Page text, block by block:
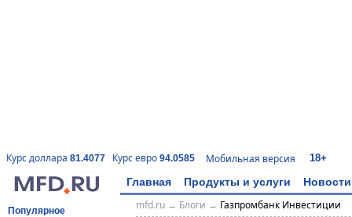
Курс доллара 81.4077 Курс евро 94.0585 Мобильная версия 18+
Главная Продукты и услуги Новости
Популярное
mfd.ru→ Блоги → Газпромбанк Инвестиции